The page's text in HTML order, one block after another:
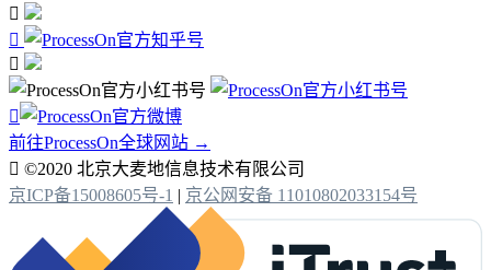




前往ProcessOn全球网站 →
 ©2020 北京大麦地信息技术有限公司
京ICP备15008605号-1 | 京公网安备 11010802033154号